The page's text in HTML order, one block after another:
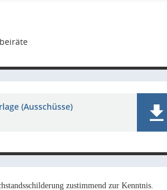
(Ausschüsse)
zustimmend zur Kenntnis.